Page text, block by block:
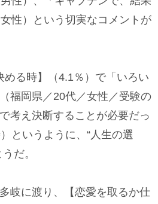
性）という切実なコメントが
る時】（4.1％）で「いろい
福岡県／20代／女性／受験の
考え決断することが必要だっ
というように、“人生の選
だ。
岐に渡り、【恋愛を取るか仕